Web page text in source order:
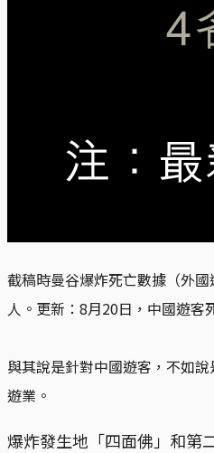
截稿時曼谷爆炸死亡數據（外
人。更新：8月20日，中國遊客
與其說是針對中國遊客，不如
遊業。
爆炸發生地「四面佛」和第